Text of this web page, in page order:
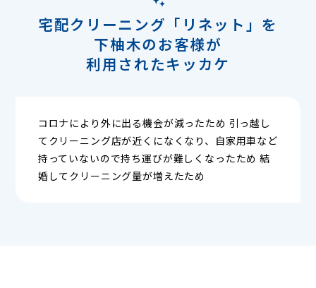
宅配クリーニング「リネット」を
下柚木のお客様が
利用されたキッカケ
コロナにより外に出る機会が減ったため 引っ越し
てクリーニング店が近くになくなり、自家用車など
持っていないので持ち運びが難しくなったため 結
婚してクリーニング量が増えたため